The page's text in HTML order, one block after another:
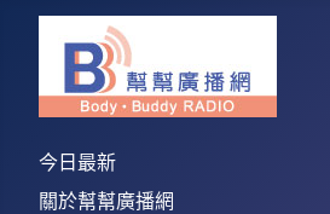
今日最新
關於幫幫廣播網